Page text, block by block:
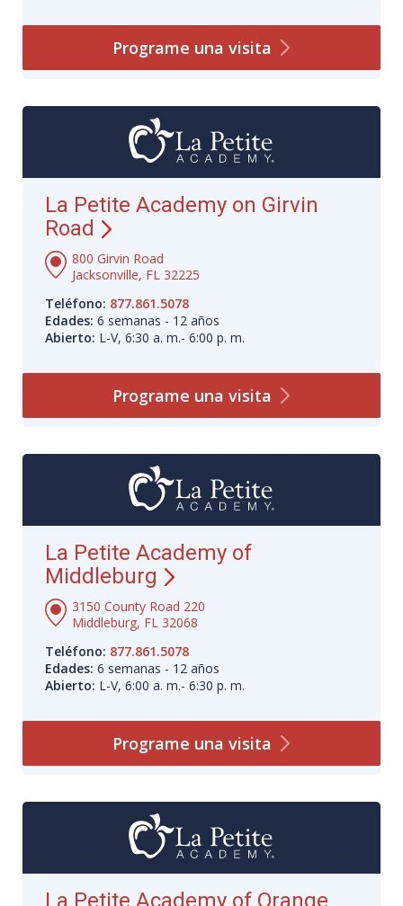
Programe una visita
La Petite Academy on Girvin
Road
800 Girvin Road
Jacksonville, FL 32225
Teléfono: 877.861.5078
Edades: 6 semanas - 12 años
Abierto: L-V, 6:30 a. m.- 6:00 p. m.
Programe una visita
La Petite Academy of
Middleburg
3150 County Road 220
Middleburg, FL 32068
Teléfono: 877.861.5078
Edades: 6 semanas - 12 años
Abierto: L-V, 6:00 a. m.- 6:30 p. m.
Programe una visita
La Petite Academy of Orange